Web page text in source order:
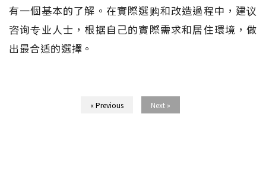
有一個基本的了解。在實際選购和改造過程中，建议
咨询专业人士，根据自己的實際需求和居住環境，做
出最合适的選擇。
« Previous Next »